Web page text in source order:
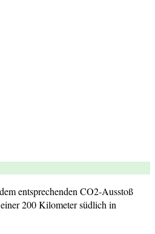
entsprechenden CO2-Ausstoß
200 Kilometer südlich in